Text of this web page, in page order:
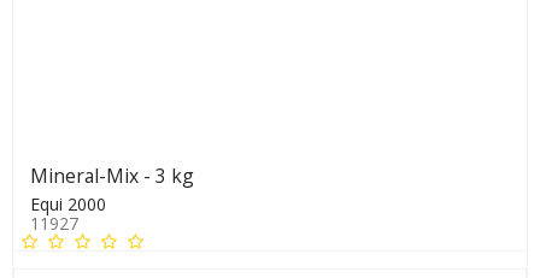
Mineral-Mix - 3 kg
Equi 2000
11927